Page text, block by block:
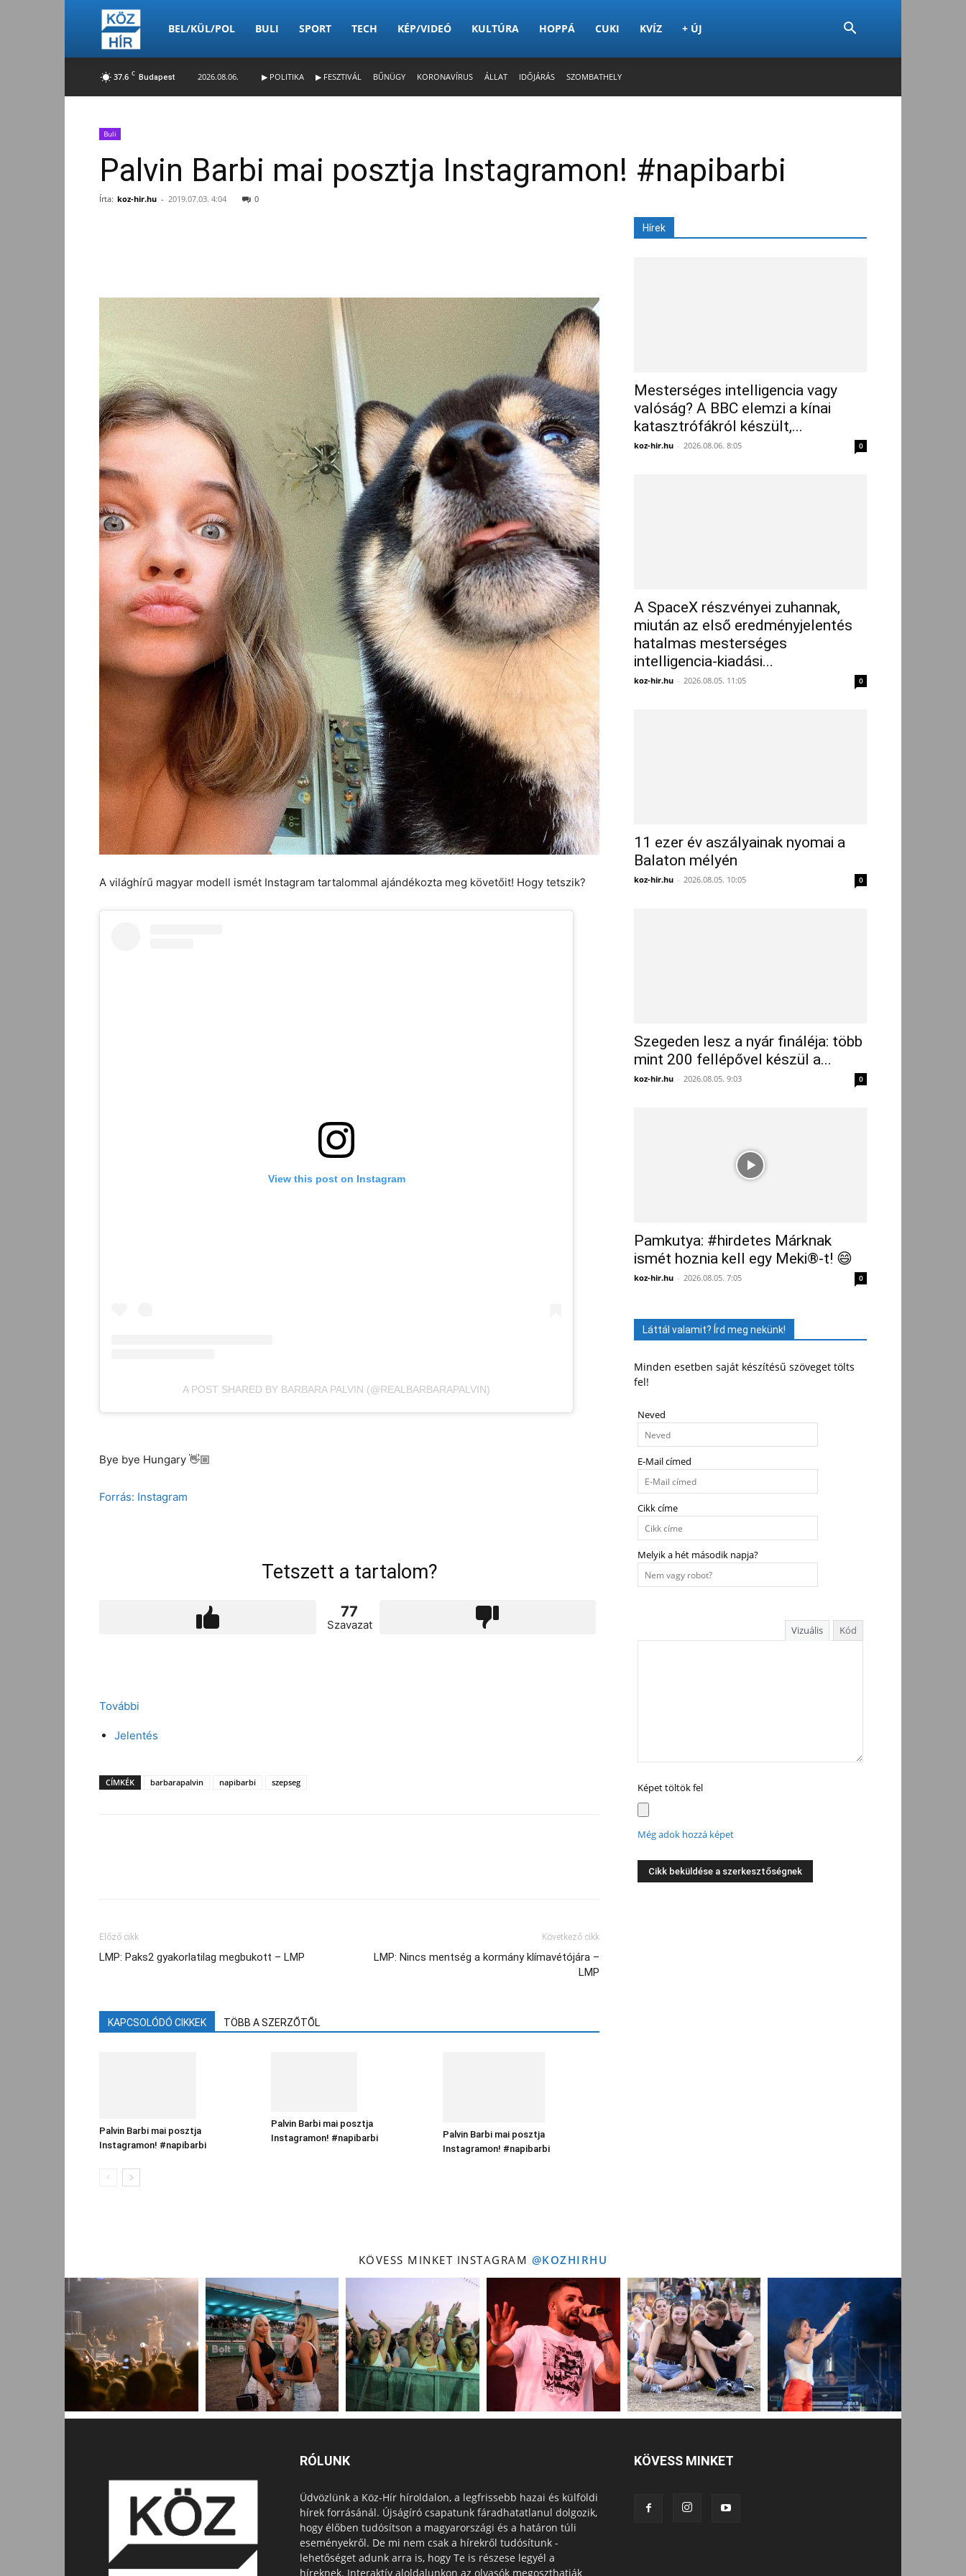
Köz-
Hír
BEL/KÜL/POL BULI SPORT TECH KÉP/VIDEÓ KULTÚRA HOPPÁ CUKI KVÍZ + ÚJ
37.6 C Budapest 2026.08.06. ▶ POLITIKA ▶ FESZTIVÁL BŰNÜGY KORONAVÍRUS ÁLLAT IDŐJÁRÁS SZOMBATHELY
Buli
Palvin Barbi mai posztja Instagramon! #napibarbi
Írta: koz-hir.hu - 2019.07.03. 4:04 0
A világhírű magyar modell ismét Instagram tartalommal ajándékozta meg követőit! Hogy tetszik?
View this post on Instagram
A POST SHARED BY BARBARA PALVIN (@REALBARBARAPALVIN)
Bye bye Hungary 👋🏼
Forrás: Instagram
Tetszett a tartalom?
77
Szavazat
További
Jelentés
CÍMKÉK barbarapalvin napibarbi szepseg
Előző cikk
LMP: Paks2 gyakorlatilag megbukott – LMP
Következő cikk
LMP: Nincs mentség a kormány klímavétójára –
LMP
KAPCSOLÓDÓ CIKKEK TÖBB A SZERZŐTŐL
Palvin Barbi mai posztja
Instagramon! #napibarbi
Palvin Barbi mai posztja
Instagramon! #napibarbi
Palvin Barbi mai posztja
Instagramon! #napibarbi
Hírek
Mesterséges intelligencia vagy
valóság? A BBC elemzi a kínai
katasztrófákról készült,...
koz-hir.hu - 2026.08.06. 8:05 0
A SpaceX részvényei zuhannak,
miután az első eredményjelentés
hatalmas mesterséges
intelligencia-kiadási...
koz-hir.hu - 2026.08.05. 11:05 0
11 ezer év aszályainak nyomai a
Balaton mélyén
koz-hir.hu - 2026.08.05. 10:05 0
Szegeden lesz a nyár fináléja: több
mint 200 fellépővel készül a...
koz-hir.hu - 2026.08.05. 9:03 0
Pamkutya: #hirdetes Márknak
ismét hoznia kell egy Meki®-t! 😄
koz-hir.hu - 2026.08.05. 7:05 0
Láttál valamit? Írd meg nekünk!
Minden esetben saját készítésű szöveget tölts
fel!
Neved
E-Mail címed
Cikk címe
Melyik a hét második napja?
Vizuális Kód
Képet töltök fel
Még adok hozzá képet
KÖVESS MINKET INSTAGRAM @KOZHIRHU
RÓLUNK
Üdvözlünk a Köz-Hír híroldalon, a legfrissebb hazai és külföldi
hírek forrásánál. Újságíró csapatunk fáradhatatlanul dolgozik,
hogy élőben tudósítson a magyarországi és a határon túli
eseményekről. De mi nem csak a hírekről tudósítunk -
lehetőséget adunk arra is, hogy Te is részese legyél a
híreknek. Interaktív aloldalunkon az olvasók megoszthatják
KÖVESS MINKET